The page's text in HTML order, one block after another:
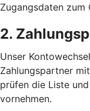
Zugangsdaten zum
2.
Unser
Zahlungspartner
prüfen die Liste
vornehmen.